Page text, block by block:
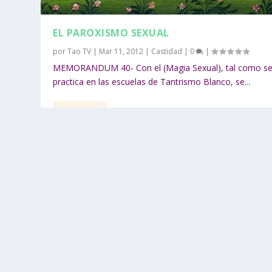
EL PAROXISMO SEXUAL
porTao TV | Mar 11, 2012 | Castidad | 0 |
MEMORANDUM 40- Con el (Magia Sexual), tal como
practica en las escuelas de Tantrismo Blanco, se...